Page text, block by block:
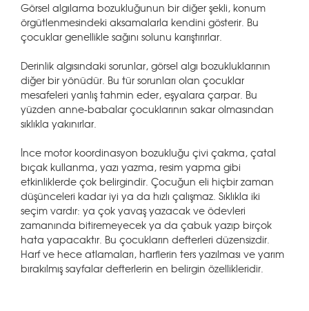
Görsel algılama bozukluğunun bir diğer şekli, konum
örgütlenmesindeki aksamalarla kendini gösterir. Bu
çocuklar genellikle sağını solunu karıştırırlar.
Derinlik algısındaki sorunlar, görsel algı bozukluklarının
diğer bir yönüdür. Bu tür sorunları olan çocuklar
mesafeleri yanlış tahmin eder, eşyalara çarpar. Bu
yüzden anne-babalar çocuklarının sakar olmasından
sıklıkla yakınırlar.
İnce motor koordinasyon bozukluğu çivi çakma, çatal
bıçak kullanma, yazı yazma, resim yapma gibi
etkinliklerde çok belirgindir. Çocuğun eli hiçbir zaman
düşünceleri kadar iyi ya da hızlı çalışmaz. Sıklıkla iki
seçim vardır: ya çok yavaş yazacak ve ödevleri
zamanında bitiremeyecek ya da çabuk yazıp birçok
hata yapacaktır. Bu çocukların defterleri düzensizdir.
Harf ve hece atlamaları, harflerin ters yazılması ve yarım
bırakılmış sayfalar defterlerin en belirgin özellikleridir.